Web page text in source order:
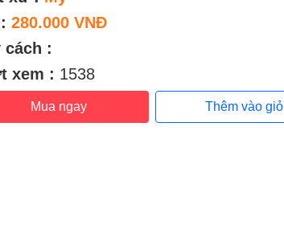
280.000 VNĐ
cách :
xem : 1538
Mua ngay Thêm vào giỏ